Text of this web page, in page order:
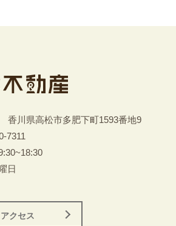
香川県高松市多肥下町1593番地9
7311
日
アクセス